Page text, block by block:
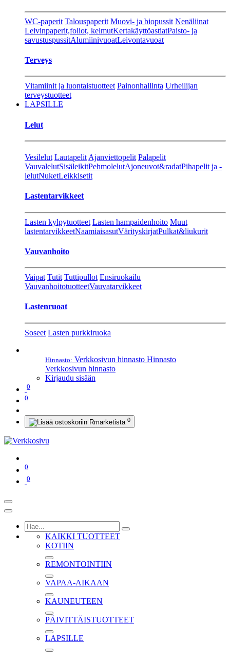
WC-paperit Talouspaperit Muovi- ja biopussit Nenäliinat
Leivinpaperit,foliot, kelmutKertakäyttöastiatPaisto- ja
savustuspussitAlumiinivuoatLeivontavuoat
Terveys
Vitamiinit ja luontaistuotteet Painonhallinta Urheilijan
terveystuotteet
LAPSILLE
Lelut
Vesilelut Lautapelit Ajanviettopelit Palapelit
VauvalelutSisäleikitPehmolelutAjoneuvot&radatPihapelit ja -
lelutNuketLeikkisetit
Lastentarvikkeet
Lasten kylpytuotteet Lasten hampaidenhoito Muut
lastentarvikkeetNaamiaisasutVärityskirjatPulkat&liukurit
Vauvanhoito
Vaipat Tutit Tuttipullot Ensiruokailu
VauvanhoitotuotteetVauvatarvikkeet
Lastenruoat
Soseet Lasten purkkiruoka
Hinnasto: Verkkosivun hinnasto Hinnasto
Verkkosivun hinnasto
Kirjaudu sisään
0
0
0
0
0
KAIKKI TUOTTEET
KOTIIN
REMONTOINTIIN
VAPAA-AIKAAN
KAUNEUTEEN
PÄIVITTÄISTUOTTEET
LAPSILLE